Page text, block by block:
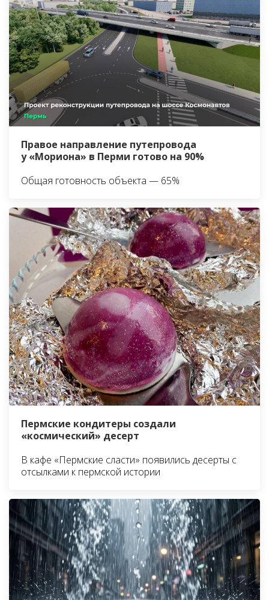
Правое направление путепровода
у «Мориона» в Перми готово на 90%
Общая готовность объекта — 65%
Пермские кондитеры создали
«космический» десерт
В кафе «Пермские сласти» появились десерты с
отсылками к пермской истории